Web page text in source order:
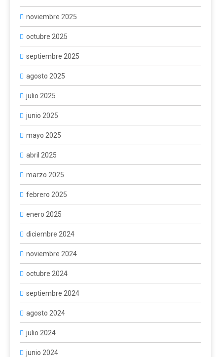
noviembre 2025
octubre 2025
septiembre 2025
agosto 2025
julio 2025
junio 2025
mayo 2025
abril 2025
marzo 2025
febrero 2025
enero 2025
diciembre 2024
noviembre 2024
octubre 2024
septiembre 2024
agosto 2024
julio 2024
junio 2024